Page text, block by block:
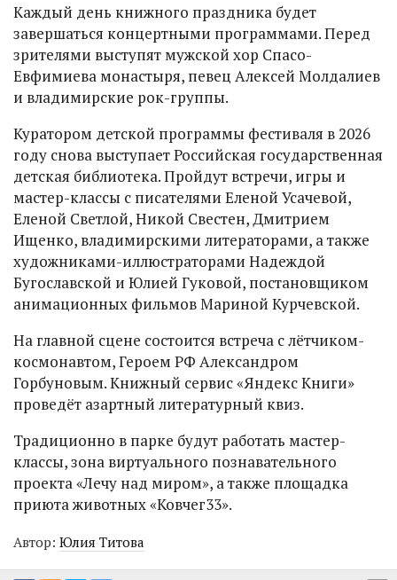
Каждый день книжного праздника будет
завершаться концертными программами. Перед
зрителями выступят мужской хор Спасо-
Евфимиева монастыря, певец Алексей Молдалиев
и владимирские рок-группы.
Куратором детской программы фестиваля в 2026
году снова выступает Российская государственная
детская библиотека. Пройдут встречи, игры и
мастер-классы с писателями Еленой Усачевой,
Еленой Светлой, Никой Свестен, Дмитрием
Ищенко, владимирскими литераторами, а также
художниками-иллюстраторами Надеждой
Бугославской и Юлией Гуковой, постановщиком
анимационных фильмов Мариной Курчевской.
На главной сцене состоится встреча с лётчиком-
космонавтом, Героем РФ Александром
Горбуновым. Книжный сервис «Яндекс Книги»
проведёт азартный литературный квиз.
Традиционно в парке будут работать мастер-
классы, зона виртуального познавательного
проекта «Лечу над миром», а также площадка
приюта животных «Ковчег33».
Автор: Юлия Титова